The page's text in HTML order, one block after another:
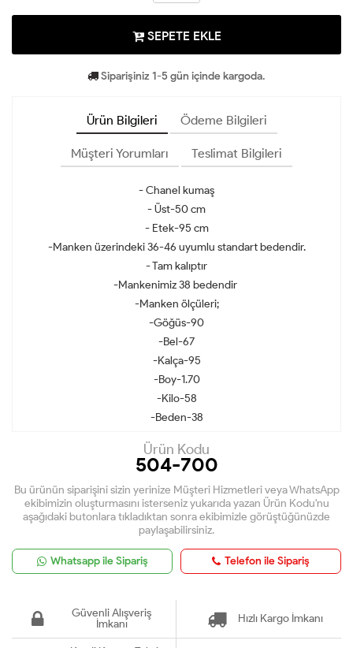
SEPETE EKLE
Siparişiniz 1-5 gün içinde kargoda.
Ürün Bilgileri Ödeme Bilgileri
Müşteri Yorumları Teslimat Bilgileri
- Chanel kumaş
- Üst-50 cm
- Etek-95 cm
-Manken üzerindeki 36-46 uyumlu standart bedendir.
- Tam kalıptır
-Mankenimiz 38 bedendir
-Manken ölçüleri;
-Göğüs-90
-Bel-67
-Kalça-95
-Boy-1.70
-Kilo-58
-Beden-38
Ürün Kodu
504-700
Bu ürünün siparişini sizin yerinize Müşteri Hizmetleri veya WhatsApp
ekibimizin oluşturmasını isterseniz yukarıda yazan Ürün Kodu'nu
aşağıdaki butonlara tıkladıktan sonra ekibimizle görüştüğünüzde
paylaşabilirsiniz.
Whatsapp ile Sipariş Telefon ile Sipariş
Güvenli Alışveriş
İmkanı
Hızlı Kargo İmkanı